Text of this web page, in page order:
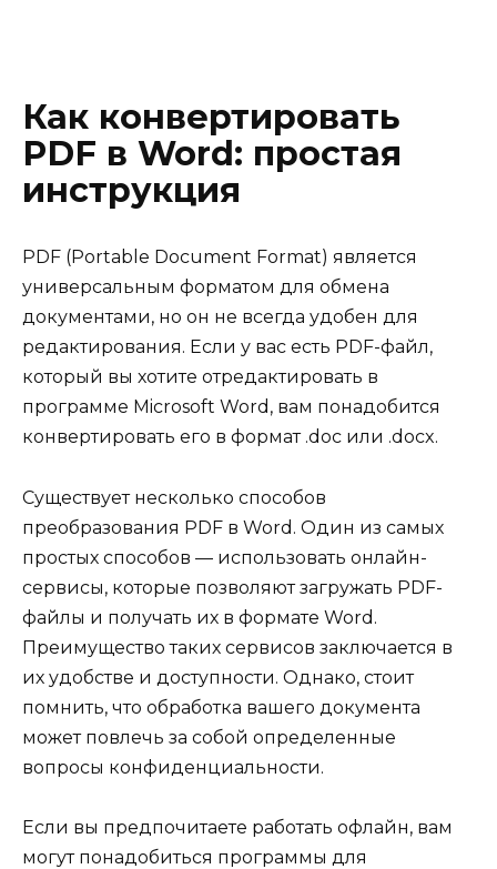
Как конвертировать
PDF в Word: простая
инструкция
PDF (Portable Document Format) является
универсальным форматом для обмена
документами, но он не всегда удобен для
редактирования. Если у вас есть PDF-файл,
который вы хотите отредактировать в
программе Microsoft Word, вам понадобится
конвертировать его в формат .doc или .docx.
Существует несколько способов
преобразования PDF в Word. Один из самых
простых способов — использовать онлайн-
сервисы, которые позволяют загружать PDF-
файлы и получать их в формате Word.
Преимущество таких сервисов заключается в
их удобстве и доступности. Однако, стоит
помнить, что обработка вашего документа
может повлечь за собой определенные
вопросы конфиденциальности.
Если вы предпочитаете работать офлайн, вам
могут понадобиться программы для